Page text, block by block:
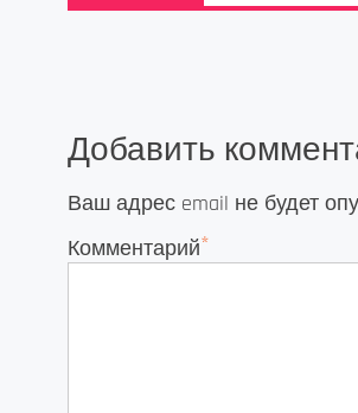
Добавить
Ваш адрес email не будет
Комментарий*